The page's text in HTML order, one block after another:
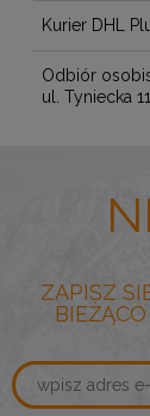
Kurier DHL
Odbiór
ul. Tyniecka
ZAPISZ